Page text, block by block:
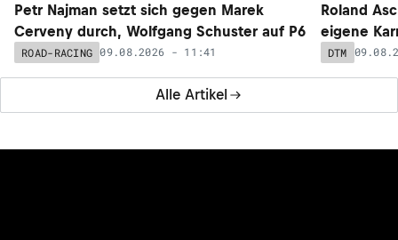
Alle Artikel
Petr Najman setzt sich gegen Marek
Cerveny durch, Wolfgang Schuster auf P6
ROAD-RACING 09.08.2026 - 11:41
Roland
eigene
DTM